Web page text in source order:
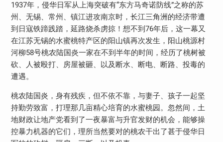
1937年，侵华日军从上海突破有“东方马奇诺防线”之称的苏
州、无锡、常州、镇江进攻南京时，长江三角洲的经济带遭
到日寇铁蹄践踏，延路烧杀虏掠！想不到76年后，这一幕又
在江苏无锡的水蜜桃特产区的阳山镇再次发生，阳山桃源村
河柳58号桃农陆国炎一家在不到半年的时间，经历了桃树被
砍、人被殴打、房屋被砸、以及断水、断电、断路、投毒的
遭遇。
桃农陆国炎，身有残疾，但不依不靠，与妻子、孩子一起坚
持勤劳致富，打理那几亩精心培育的水蜜桃园。忽然间，土
地财政让地产党看到了一夜暴富与升官发财的机会，能够操
控暴力机器的它们，理所当然要对的桃农干出了甚于侵华日